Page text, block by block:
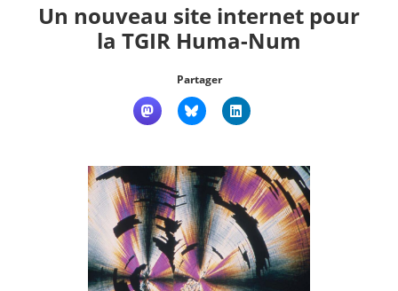
Qui sommes nous ?
Nous suivre
Un nouveau site internet pour
la TGIR Huma-Num
Partager